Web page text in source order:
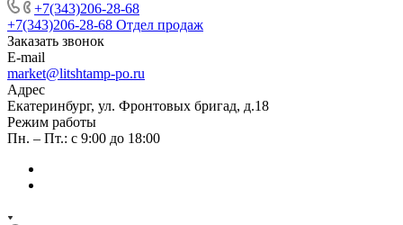
+7(343)206-28-68
+7(343)206-28-68 Отдел продаж
Заказать звонок
E-mail
market@litshtamp-po.ru
Адрес
Екатеринбург, ул. Фронтовых бригад, д.18
Режим работы
Пн. – Пт.: с 9:00 до 18:00